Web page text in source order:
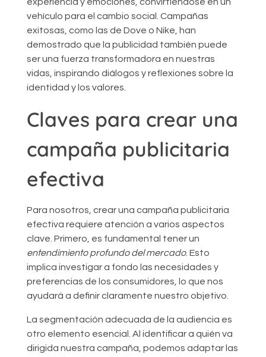
vehículo para el cambio social. Campañas
exitosas, como las de Dove o Nike, han
demostrado que la publicidad también puede
ser una fuerza transformadora en nuestras
vidas, inspirando diálogos y reflexiones sobre la
identidad y los valores.
Claves para crear una
campaña publicitaria
efectiva
Para nosotros, crear una campaña publicitaria
efectiva requiere atención a varios aspectos
clave. Primero, es fundamental tener un
entendimiento profundo del mercado. Esto
implica investigar a fondo las necesidades y
preferencias de los consumidores, lo que nos
ayudará a definir claramente nuestro objetivo.
La segmentación adecuada de la audiencia es
otro elemento esencial. Al identificar a quién va
dirigida nuestra campaña, podemos adaptar las